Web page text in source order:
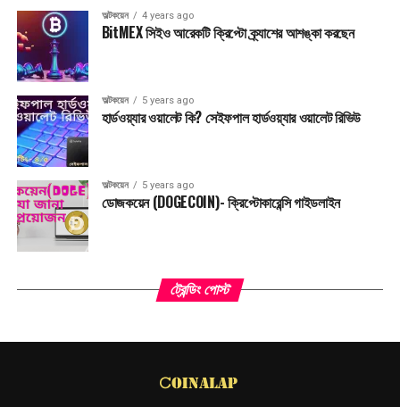
অল্টকয়েন 4 years ago
BitMEX সিইও আরেকটি ক্রিপ্টো ক্র্যাশের আশঙ্কা করছেন
অল্টকয়েন 5 years ago
হার্ডওয়্যার ওয়ালেট কি? সেইফপাল হার্ডওয়্যার ওয়ালেট রিভিউ
অল্টকয়েন 5 years ago
ডোজকয়েন (DOGECOIN)- ক্রিপ্টোকারেন্সি গাইডলাইন
ট্রেন্ডিং পোস্ট